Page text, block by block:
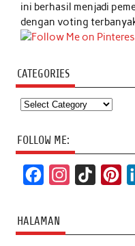
ini berhasil menjadi
dengan voting
CATEGORIES
Categories
FOLLOW ME:
c
e
t
T
t
HALAMAN